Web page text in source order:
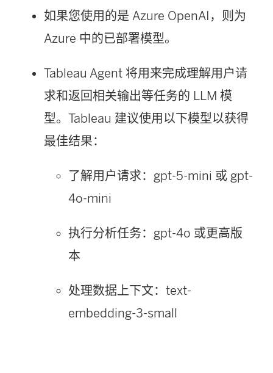
如果您使用的是 Azure OpenAI，则为
Azure 中的已部署模型。
Tableau Agent 将用来完成理解用户请
求和返回相关输出等任务的 LLM 模
型。Tableau 建议使用以下模型以获得
最佳结果：
了解用户请求：gpt-5-mini 或 gpt-
4o-mini
执行分析任务：gpt-4o 或更高版
本
处理数据上下文：text-
embedding-3-small